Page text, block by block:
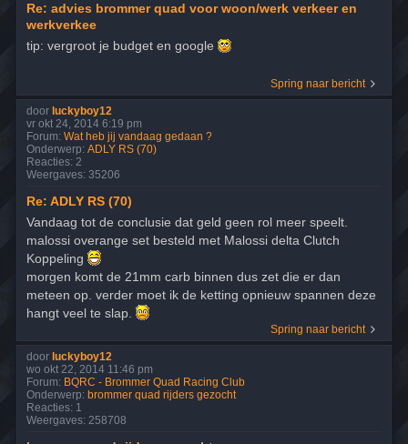
Re: advies brommer quad voor woon/werk verkeer en
werkverkee
tip: vergroot je budget en google
Spring naar bericht
door luckyboy12
vr okt 24, 2014 6:19 pm
Forum: Wat heb jij vandaag gedaan ?
Onderwerp: ADLY RS (70)
Reacties: 2
Weergaves: 35206
Re: ADLY RS (70)
Vandaag tot de conclusie dat geld geen rol meer speelt.
malossi overange set besteld met Malossi delta Clutch
Koppeling
morgen komt de 21mm carb binnen dus zet die er dan
meteen op. verder moet ik de ketting opnieuw spannen deze
hangt veel te slap.
Spring naar bericht
door luckyboy12
wo okt 22, 2014 11:46 pm
Forum: BQRC - Brommer Quad Racing Club
Onderwerp: brommer quad rijders gezocht
Reacties: 1
Weergaves: 258708